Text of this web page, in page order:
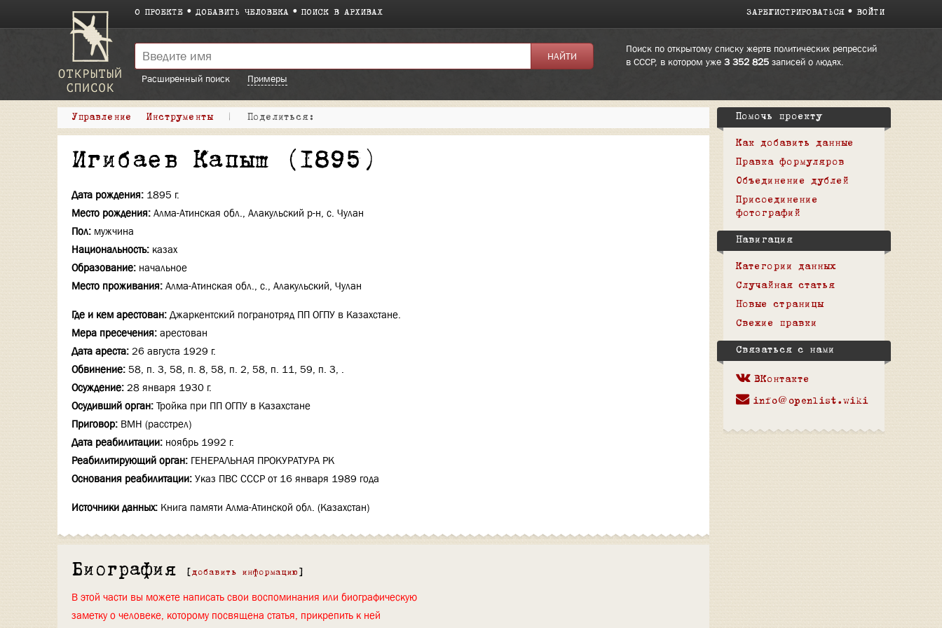
О ПРОЕКТЕ ДОБАВИТЬ ЧЕЛОВЕКА ПОИСК В АРХИВАХ ЗАРЕГИСТРИРОВАТЬСЯ ВОЙТИ
Поиск по открытому списку жертв политических репрессий
в СССР, в котором уже 3 352 825записей о людях.
Расширенный поиск
Примеры
Управление Инструменты | Поделиться:
Игибаев Капыш (1895)
Дата рождения: 1895 г.
Место рождения: Алма-Атинская обл., Алакульский р-н, с. Чулан
Пол: мужчина
Национальность: казах
Образование: начальное
Место проживания: Алма-Атинская обл., с., Алакульский, Чулан
Где и кем арестован: Джаркентский погранотряд ПП ОГПУ в Казахстане.
Мера пресечения: арестован
Дата ареста: 26 августа 1929 г.
Обвинение: 58, п. 3, 58, п. 8, 58, п. 2, 58, п. 11, 59, п. 3, .
Осуждение: 28 января 1930 г.
Осудивший орган: Тройка при ПП ОГПУ в Казахстане
Приговор: ВМН (расстрел)
Дата реабилитации: ноябрь 1992 г.
Реабилитирующий орган: ГЕНЕРАЛЬНАЯ ПРОКУРАТУРА РК
Основания реабилитации: Указ ПВС СССР от 16 января 1989 года
Источники данных: Книга памяти Алма-Атинской обл. (Казахстан)
Биография [ добавить информацию ]
В этой части вы можете написать свои воспоминания или биографическую
заметку о человеке, которому посвящена статья, прикрепить к ней
Помочь проекту
Как добавить данные
Правка формуляров
Объединение дублей
Присоединение
фотографий
Навигация
Категории данных
Случайная статья
Новые страницы
Свежие правки
Связаться с нами
ВКонтакте
info@openlist.wiki